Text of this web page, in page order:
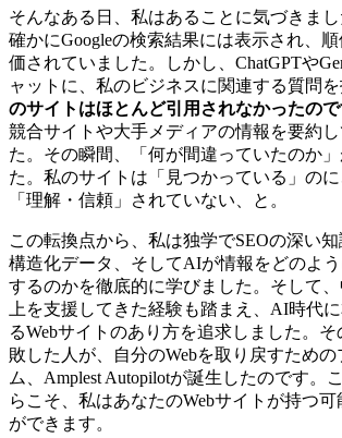
そんなある日、私はあることに気づきま
確かにGoogleの検索結果には表示され、
価されていました。しかし、ChatGPTや
ャットに、私のビジネスに関連する質問を
のサイトはほとんど引用されなかったので
競合サイトや大手メディアの情報を要約
た。その瞬間、「何が間違っていたのか
た。私のサイトは「見つかっている」の
「理解・信頼」されていない、と。
この転換点から、私は独学でSEOの深い
構造化データ、そしてAIが情報をどのよ
するのかを徹底的に学びました。そして
上を支援してきた経験も踏まえ、AI時代
るWebサイトのあり方を追求しました。そ
敗した人が、自分のWebを取り戻すため
ム、Amplest Autopilotが誕生したのです。
らこそ、私はあなたのWebサイトが持つ
ができます。